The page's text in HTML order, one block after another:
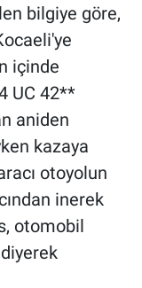
bilgiye göre,
içinde
UC 42**
aniden
kazaya
otoyolun
inerek
otomobil